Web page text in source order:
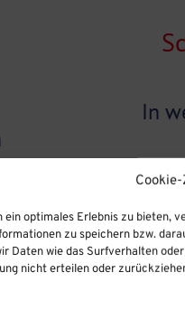
ein optimales Erlebnis zu bieten,
zu speichern bzw.
Daten wie das Surfverhalten
nicht erteilen oder
In